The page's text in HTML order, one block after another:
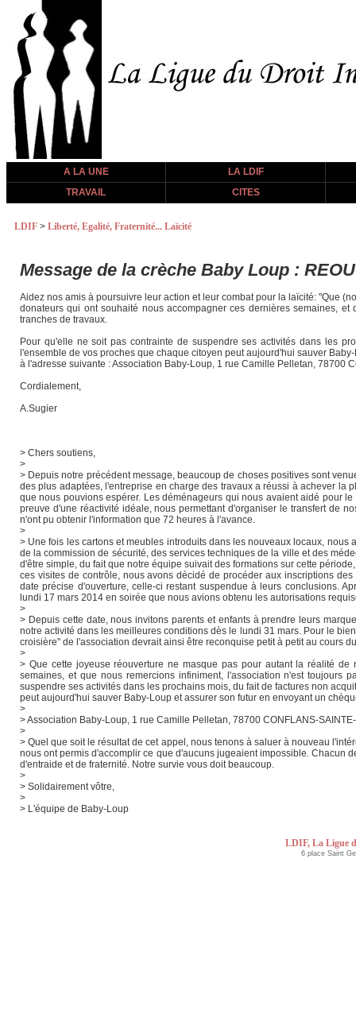
A LA UNE
LA LDIF
TRAVAIL
CITES
LDIF > Liberté, Egalité, Fraternité... Laïcité
Message de la crèche Baby Loup :
Aidez nos amis à poursuivre leur action et leur combat pour la laïcité: "Que
donateurs qui ont souhaité nous accompagner ces dernières semaines,
tranches de travaux.
Pour qu'elle ne soit pas contrainte de suspendre ses activités dans les
l'ensemble de vos proches que chaque citoyen peut aujourd'hui sauver
à l'adresse suivante : Association Baby-Loup, 1 rue Camille Pelletan, 78700
Cordialement,
A.Sugier
> Chers soutiens,
>
> Depuis notre précédent message, beaucoup de choses positives sont
des plus adaptées, l'entreprise en charge des travaux a réussi à achever la
que nous pouvions espérer. Les déménageurs qui nous avaient aidé pour
preuve d'une réactivité idéale, nous permettant d'organiser le transfert de
n'ont pu obtenir l'information que 72 heures à l'avance.
>
> Une fois les cartons et meubles introduits dans les nouveaux locaux,
de la commission de sécurité, des services techniques de la ville et des
d'être simple, du fait que notre équipe suivait des formations sur cette
ces visites de contrôle, nous avons décidé de procéder aux inscriptions
date précise d'ouverture, celle-ci restant suspendue à leurs conclusions.
lundi 17 mars 2014 en soirée que nous avions obtenu les autorisations
>
> Depuis cette date, nous invitons parents et enfants à prendre leurs
notre activité dans les meilleures conditions dès le lundi 31 mars. Pour le
croisière" de l'association devrait ainsi être reconquise petit à petit au cours
>
> Que cette joyeuse réouverture ne masque pas pour autant la réalité
semaines, et que nous remercions infiniment, l'association n'est
suspendre ses activités dans les prochains mois, du fait de factures non
peut aujourd'hui sauver Baby-Loup et assurer son futur en envoyant un
>
> Association Baby-Loup, 1 rue Camille Pelletan, 78700 CONFLANS-
>
> Quel que soit le résultat de cet appel, nous tenons à saluer à nouveau
nous ont permis d'accomplir ce que d'aucuns jugeaient impossible. Chacun
d'entraide et de fraternité. Notre survie vous doit beaucoup.
>
> Solidairement vôtre,
>
> L'équipe de Baby-Loup
LDIF, La Ligue
6 place Saint